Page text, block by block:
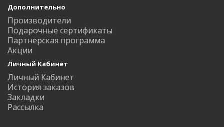
Дополнительно
Производители
Подарочные сертификаты
Партнерская программа
Акции
Личный Кабинет
Личный Кабинет
История заказов
Закладки
Рассылка